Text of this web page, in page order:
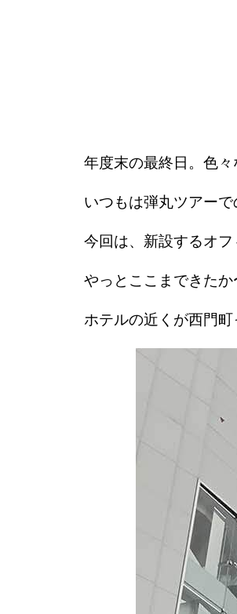
年度末の最終日。色々
いつもは弾丸ツアー
今回は、新設するオ
やっとここまできたか
ホテルの近くが西門